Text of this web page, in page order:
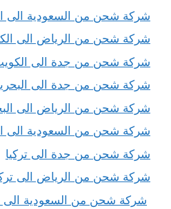
شركة شحن من السعودية الى
شركة شحن من الرياض الى
شركة شحن من جدة الى
شركة شحن من جدة الى
شركة شحن من الرياض الى
شركة شحن من السعودية الى
شركة شحن من جدة الى تركيا
شركة شحن من الرياض الى
شركة شحن من السعودية الى